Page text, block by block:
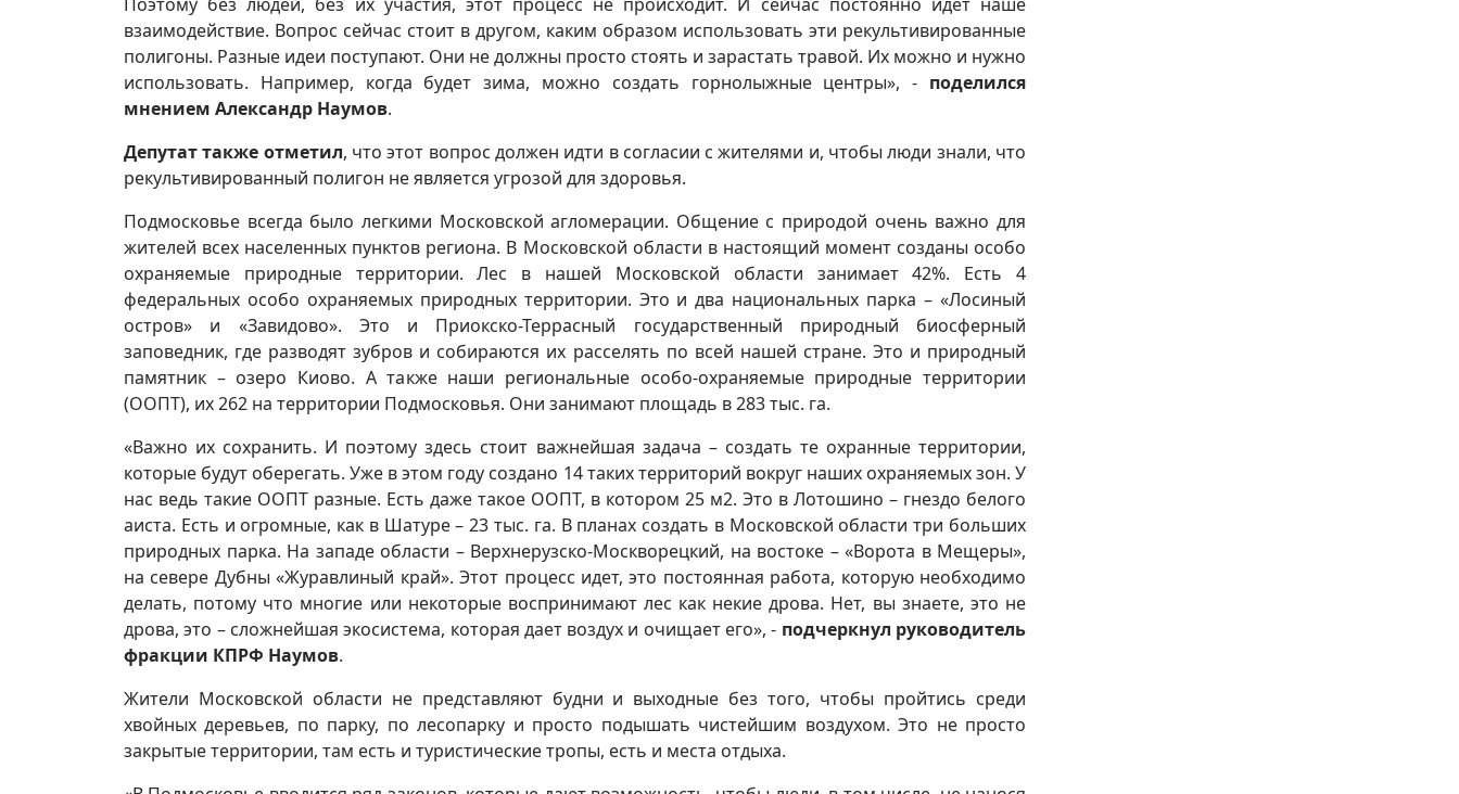
взаимодействие. Вопрос сейчас стоит в другом, каким образом использовать эти рекультивированные
полигоны. Разные идеи поступают. Они не должны просто стоять и зарастать травой. Их можно и нужно
использовать. Например, когда будет зима, можно создать горнолыжные центры», - поделился
мнением Александр Наумов.
Депутат также отметил, что этот вопрос должен идти в согласии с жителями и, чтобы люди знали, что
рекультивированный полигон не является угрозой для здоровья.
Подмосковье всегда было легкими Московской агломерации. Общение с природой очень важно для
жителей всех населенных пунктов региона. В Московской области в настоящий момент созданы особо
охраняемые природные территории. Лес в нашей Московской области занимает 42%. Есть 4
федеральных особо охраняемых природных территории. Это и два национальных парка – «Лосиный
остров» и «Завидово». Это и Приокско-Террасный государственный природный биосферный
заповедник, где разводят зубров и собираются их расселять по всей нашей стране. Это и природный
памятник – озеро Киово. А также наши региональные особо-охраняемые природные территории
(ООПТ), их 262 на территории Подмосковья. Они занимают площадь в 283 тыс. га.
«Важно их сохранить. И поэтому здесь стоит важнейшая задача – создать те охранные территории,
которые будут оберегать. Уже в этом году создано 14 таких территорий вокруг наших охраняемых зон. У
нас ведь такие ООПТ разные. Есть даже такое ООПТ, в котором 25 м2. Это в Лотошино – гнездо белого
аиста. Есть и огромные, как в Шатуре – 23 тыс. га. В планах создать в Московской области три больших
природных парка. На западе области – Верхнерузско-Москворецкий, на востоке – «Ворота в Мещеры»,
на севере Дубны «Журавлиный край». Этот процесс идет, это постоянная работа, которую необходимо
делать, потому что многие или некоторые воспринимают лес как некие дрова. Нет, вы знаете, это не
дрова, это – сложнейшая экосистема, которая дает воздух и очищает его», - подчеркнул руководитель
фракции КПРФ Наумов.
Жители Московской области не представляют будни и выходные без того, чтобы пройтись среди
хвойных деревьев, по парку, по лесопарку и просто подышать чистейшим воздухом. Это не просто
закрытые территории, там есть и туристические тропы, есть и места отдыха.